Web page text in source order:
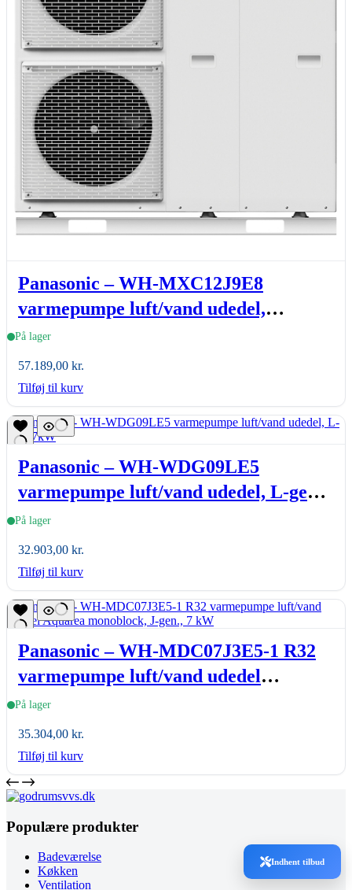
Panasonic – WH-MXC12J9E8
varmepumpe luft/vand udedel,
Aquarea T-CAP monoblock, J-gen, 12
kW
På lager
57.189,00 kr.
Tilføj til kurv
Panasonic – WH-WDG09LE5
varmepumpe luft/vand udedel, L-gen,
7kW
På lager
32.903,00 kr.
Tilføj til kurv
Panasonic – WH-MDC07J3E5-1 R32
varmepumpe luft/vand udedel
Aquarea monoblock, J-gen., 7 kW
På lager
35.304,00 kr.
Tilføj til kurv
Populære produkter
Badeværelse
Køkken
Ventilation
Indhent tilbud